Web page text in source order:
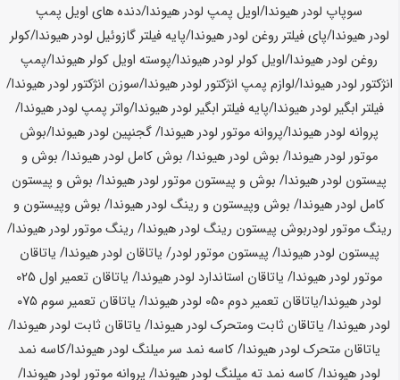
سوپاپ لودرهیوندا/اویل پمپ لودرهیوندا/دنده های اویل پمپ
لودرهیوندا/پای فیلتر روغن لودرهیوندا/پایه فیلتر گازوئیل لودرهیوندا/کولر
روغن لودرهیوندا/اویل کولر لودرهیوندا/پوسته اویل کولرهیوندا/پمپ
انژکتور لودرهیوندا/لوازم پمپ انژکتور لودرهیوندا/سوزن انژکتور لودرهیوندا/
فیلتر ابگیر لودرهیوندا/پایه فیلتر ابگیر لودرهیوندا/واتر پمپ لودرهیوندا/
پروانه لودرهیوندا/پروانه موتور لودرهیوندا/ گجنپین لودرهیوندا/بوش
موتور لودرهیوندا/ بوش لودرهیوندا/ بوش کامل لودرهیوندا/ بوش و
پیستون لودرهیوندا/ بوش و پیستون موتور لودرهیوندا/ بوش و پیستون
کامل لودرهیوندا/ بوش وپیستون و رینگ لودرهیوندا/ بوش وپیستون و
رینگ موتور لودربوش پیستون رینگ لودرهیوندا/ رینگ موتور لودرهیوندا/
پیستون لودرهیوندا/ پیستون موتور لودر/ یاتاقان لودرهیوندا/ یاتاقان
موتور لودرهیوندا/ یاتاقان استاندارد لودرهیوندا
/ یاتاقان تعمیر اول 025
لودرهیوندا/یاتاقان تعمیر دوم 050 لودر هیوندا
/ یاتاقان تعمیر سوم 075
لودرهیوندا/ یاتاقان ثابت ومتحرک لودرهیوندا/ یاتاقان ثابت لودرهیوندا/
یاتاقان متحرک لودرهیوندا/ کاسه نمد سر میلنگ لودرهیوندا/کاسه نمد
لودرهیوندا/ کاسه نمد ته میلنگ لودرهیوندا/ پروانه موتور لودرهیوندا/